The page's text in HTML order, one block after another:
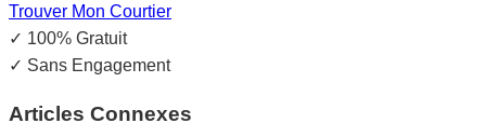
Trouver Mon Courtier
✓ 100% Gratuit
✓ Sans Engagement
Articles Connexes